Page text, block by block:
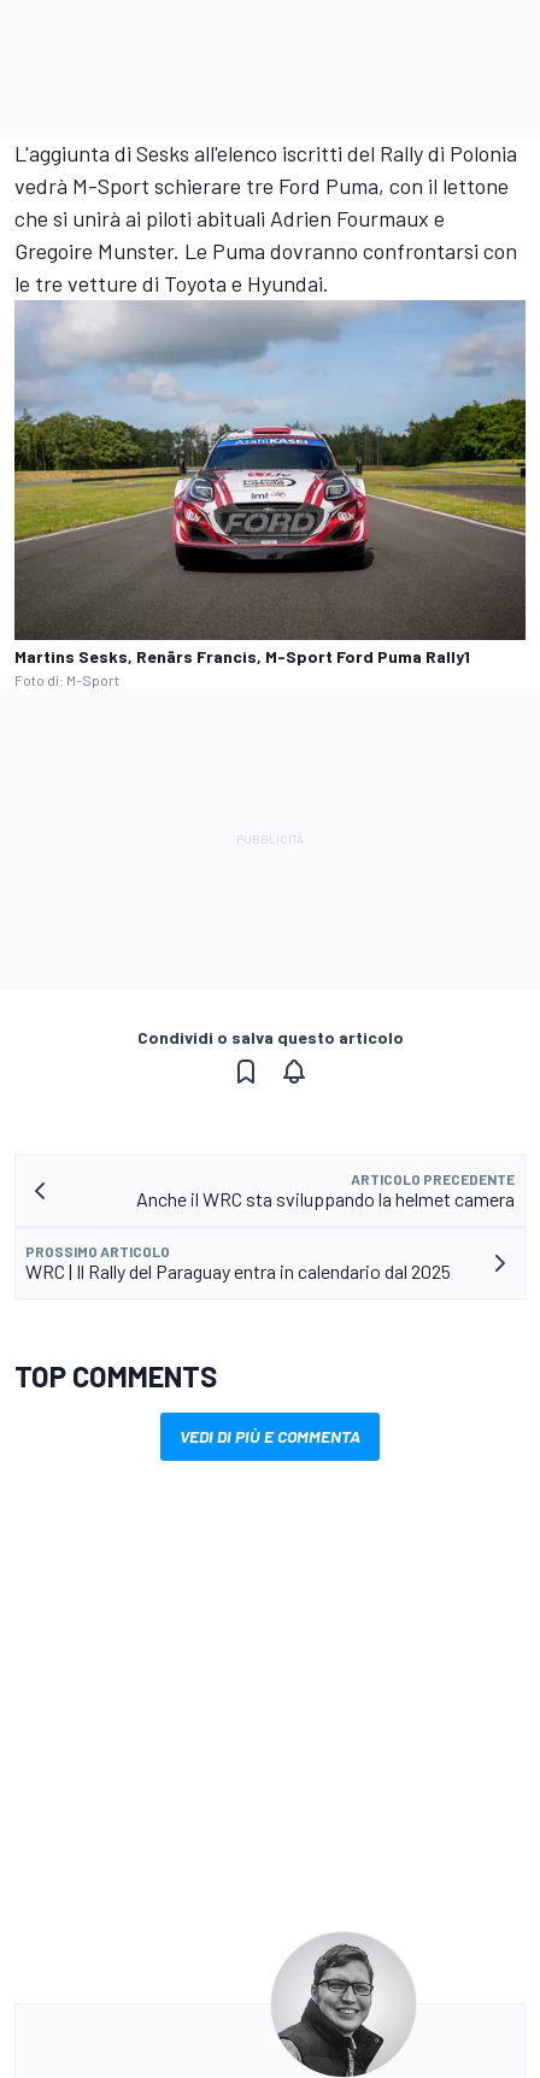
L'aggiunta di Sesks all'elenco iscritti del Rally di Polonia
vedrà M-Sport schierare tre Ford Puma, con il lettone
che si unirà ai piloti abituali Adrien Fourmaux e
Gregoire Munster. Le Puma dovranno confrontarsi con
le tre vetture di Toyota e Hyundai.
Martins Sesks, Renārs Francis, M-Sport Ford Puma Rally1
Foto di: M-Sport
Condividi o salva questo articolo
ARTICOLO PRECEDENTE
Anche il WRC sta sviluppando la helmet camera
PROSSIMO ARTICOLO
WRC | Il Rally del Paraguay entra in calendario dal 2025
TOP COMMENTS
VEDI DI PIÙ E COMMENTA